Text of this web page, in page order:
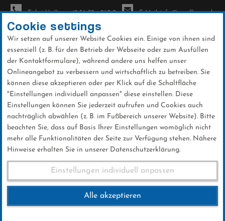
Direkt
zum
Inhalt
Ticket-Hotline: +49 56 32 - 960-0 E-Mail: info@sc-willingen.de
Galerien
Herbstwanderung & Schülerehrung
Cookie settings
Wir setzen auf unserer Website Cookies ein. Einige von ihnen sind
essenziell (z. B. für den Betrieb der Webseite oder zum Ausfüllen
der Kontaktformulare), während andere uns helfen unser
Onlineangebot zu verbessern und wirtschaftlich zu betreiben. Sie
können diese akzeptieren oder per Klick auf die Schaltfläche
"Einstellungen individuell anpassen" diese einstellen. Diese
Einstellungen können Sie jederzeit aufrufen und Cookies auch
nachträglich abwählen (z. B. im Fußbereich unserer Website). Bitte
beachten Sie, dass auf Basis Ihrer Einstellungen womöglich nicht
mehr alle Funktionalitäten der Seite zur Verfügung stehen. Nähere
Hinweise erhalten Sie in unserer Datenschutzerklärung.
Einstellungen individuell anpassen
Alle akzeptieren